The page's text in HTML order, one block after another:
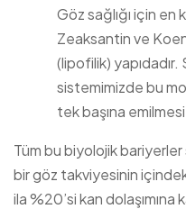
Göz sağlığı için en
Zeaksantin ve
(lipofilik) yapıdadır.
sistemimizde bu
tek başına emilmesi
Tüm bu biyolojik
bir göz takviyesinin
ila %20’si kan dolaşımına